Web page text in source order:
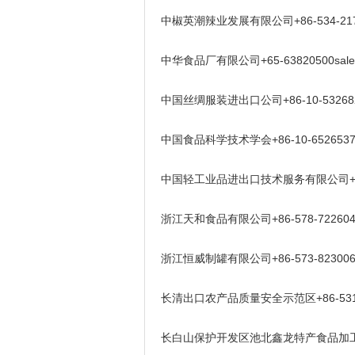
中椒英潮辣业发展有限公司+86-534-
中华食品厂有限公司+65-
中国丝绸服装进出口公司+86-10-
中国食品科学技术学会+86-10-
中国轻工业品进出口技术服务有限公
浙江天和食品有限公司+86-578-
浙江恒威制罐有限公司+86-573-
长清出口农产品质量安全示范区+86-
长白山保护开发区池北鑫龙特产食品